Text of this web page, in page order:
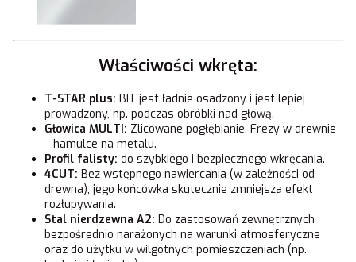
Właściwości wkręta:
T-STAR plus: BIT jest ładnie osadzony i jest lepiej
prowadzony, np. podczas obróbki nad głową.
Głowica MULTI: Zlicowane pogłębianie. Frezy w drewnie
– hamulce na metalu.
Profil falisty: do szybkiego i bezpiecznego wkręcania.
4CUT: Bez wstępnego nawiercania (w zależności od
drewna), jego końcówka skutecznie zmniejsza efekt
rozłupywania.
Stal nierdzewna A2: Do zastosowań zewnętrznych
bezpośrednio narażonych na warunki atmosferyczne
oraz do użytku w wilgotnych pomieszczeniach (np.